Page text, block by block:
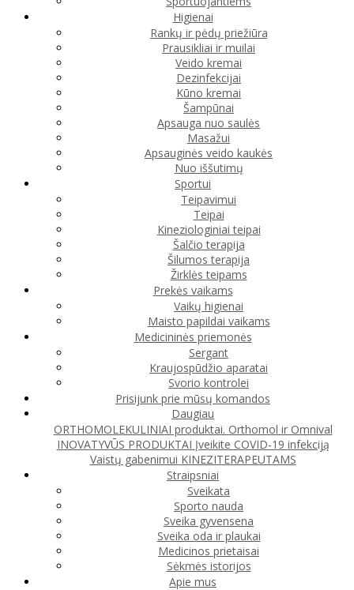
Higienai
Rankų ir pėdų priežiūra
Prausikliai ir muilai
Veido kremai
Dezinfekcijai
Kūno kremai
Šampūnai
Apsauga nuo saulės
Masažui
Apsauginės veido kaukės
Nuo iššutimų
Sportui
Teipavimui
Teipai
Kineziologiniai teipai
Šalčio terapija
Šilumos terapija
Žirklės teipams
Prekės vaikams
Vaikų higienai
Maisto papildai vaikams
Medicininės priemonės
Sergant
Kraujospūdžio aparatai
Svorio kontrolei
Prisijunk prie mūsų komandos
Daugiau
ORTHOMOLEKULINIAI produktai. Orthomol ir Omnival
INOVATYVŪS PRODUKTAI Įveikite COVID-19 infekciją
Vaistų gabenimui KINEZITERAPEUTAMS
Straipsniai
Sveikata
Sporto nauda
Sveika gyvensena
Sveika oda ir plaukai
Medicinos prietaisai
Sėkmės istorijos
Apie mus